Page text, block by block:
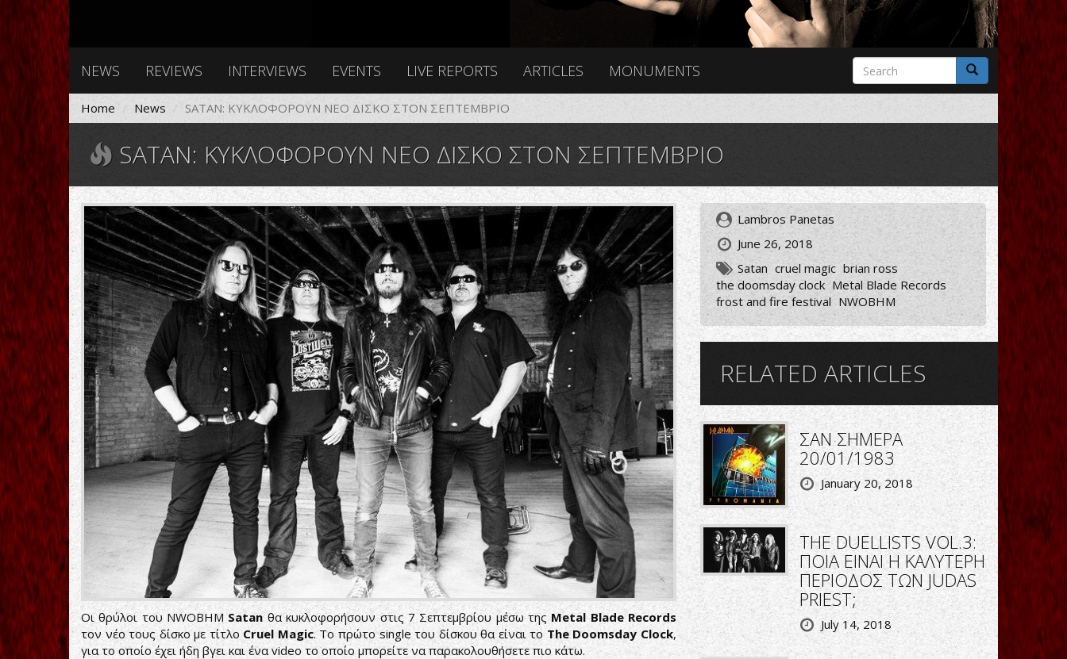
NEWS REVIEWS INTERVIEWS EVENTS LIVE REPORTS ARTICLES MONUMENTS
Search
form
Search
Home News SATAN: ΚΥΚΛΟΦΟΡΟΥΝ ΝΕΟ ΔΙΣΚΟ ΣΤΟΝ ΣΕΠΤΕΜΒΡΙΟ
SATAN: ΚΥΚΛΟΦΟΡΟΥΝ ΝΕΟ ΔΙΣΚΟ ΣΤΟΝ ΣΕΠΤΕΜΒΡΙΟ
774_photo.jpg
Οι θρύλοι του NWOBHMSatanθα κυκλοφορήσουν στις 7 Σεπτεμβρίου μέσω της Metal Blade Records
τον νέο τους δίσκο με τίτλο Cruel Magic. Το πρώτο single του δίσκου θα είναι το The Doomsday Clock,
για το οποίο έχει ήδη βγει και ένα video το οποίο μπορείτε να παρακολουθήσετε πιο κάτω.
Lambros Panetas
June 26, 2018
Satan cruel magic brian ross
the doomsday clock Metal Blade Records
frost and fire festival NWOBHM
RELATED ARTICLES
ΣΑΝ ΣΗΜΕΡΑ
20/01/1983
January 20, 2018
THE DUELLISTS VOL.3:
ΠΟΙΑ ΕΙΝΑΙ Η ΚΑΛΥΤΕΡΗ
ΠΕΡΙΟΔΟΣ ΤΩΝ JUDAS
PRIEST;
July 14, 2018